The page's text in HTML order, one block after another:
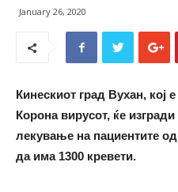
January 26, 2020
Кинескиот град Вухан, кој
Корона вирусот, ќе
лекување на пациентите
да има 1300 кревети.